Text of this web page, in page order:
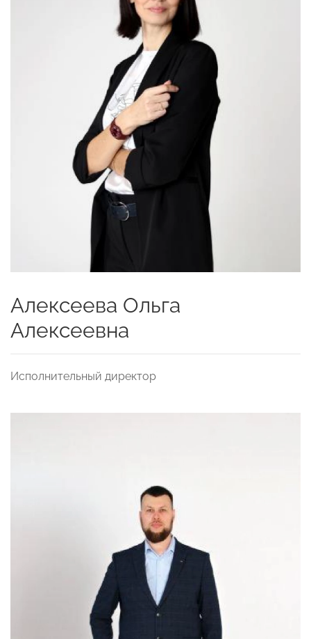
Алексеева Ольга
Алексеевна
Исполнительный директор